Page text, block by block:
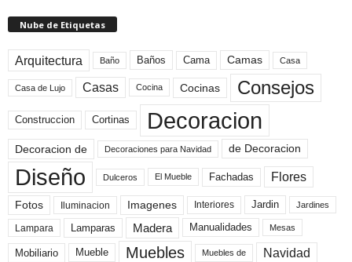
Nube de Etiquetas
Arquitectura Baño Baños Cama Camas Casa
Casa de Lujo Casas Cocina Cocinas Consejos
Construccion Cortinas Decoracion
Decoracion de Decoraciones para Navidad de Decoracion
Diseño Dulceros El Mueble Fachadas Flores
Fotos Iluminacion Imagenes Interiores Jardin Jardines
Lampara Lamparas Madera Manualidades Mesas
Mobiliario Mueble Muebles Muebles de Navidad